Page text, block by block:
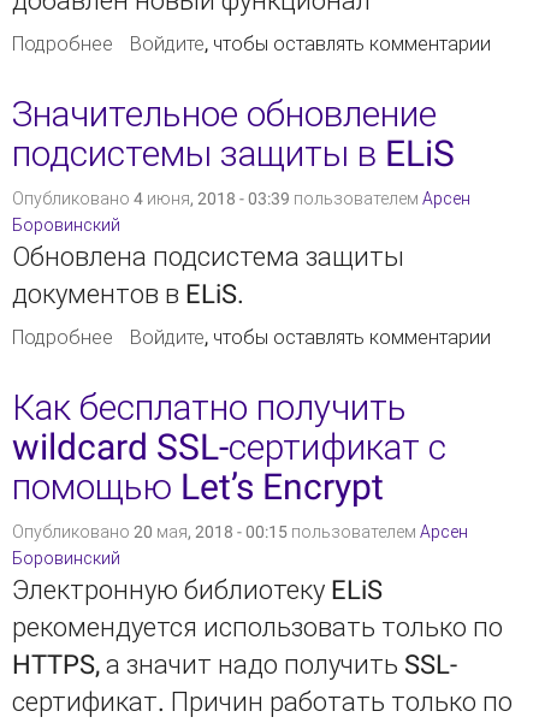
Подробнее о Расширение функционала личного кабинета
Войдите, чтобы оставлять комментарии
Значительное обновление
подсистемы защиты в ELiS
Опубликовано 4 июня, 2018 - 03:39 пользователем Арсен
Боровинский
Обновлена подсистема защиты
документов в ELiS.
Подробнее о Значительное обновление подсистемы
Войдите, чтобы оставлять комментарии
Как бесплатно получить
wildcard SSL-сертификат с
помощью Let’s Encrypt
Опубликовано 20 мая, 2018 - 00:15 пользователем Арсен
Боровинский
Электронную библиотеку ELiS
рекомендуется использовать только по
HTTPS, а значит надо получить SSL-
сертификат. Причин работать только по